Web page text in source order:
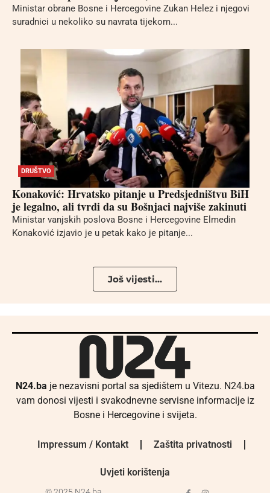
Ministar obrane Bosne i Hercegovine Zukan Helez i njegovi
suradnici u nekoliko su navrata tijekom...
DRUŠTVO
Konaković: Hrvatsko pitanje u Predsjedništvu BiH
je legalno, ali tvrdi da su Bošnjaci najviše zakinuti
Ministar vanjskih poslova Bosne i Hercegovine Elmedin
Konaković izjavio je u petak kako je pitanje...
Još vijesti...
N24.ba je nezavisni portal sa sjedištem u Vitezu. N24.ba
vam donosi vijesti i svakodnevne servisne informacije iz
Bosne i Hercegovine i svijeta.
Impressum / Kontakt Zaštita privatnosti
Uvjeti korištenja